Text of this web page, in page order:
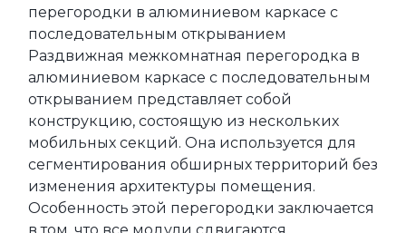
перегородки в алюминиевом каркасе с
последовательным открыванием
Раздвижная межкомнатная перегородка в
алюминиевом каркасе с последовательным
открыванием представляет собой
конструкцию, состоящую из нескольких
мобильных секций. Она используется для
сегментирования обширных территорий без
изменения архитектуры помещения.
Особенность этой перегородки заключается